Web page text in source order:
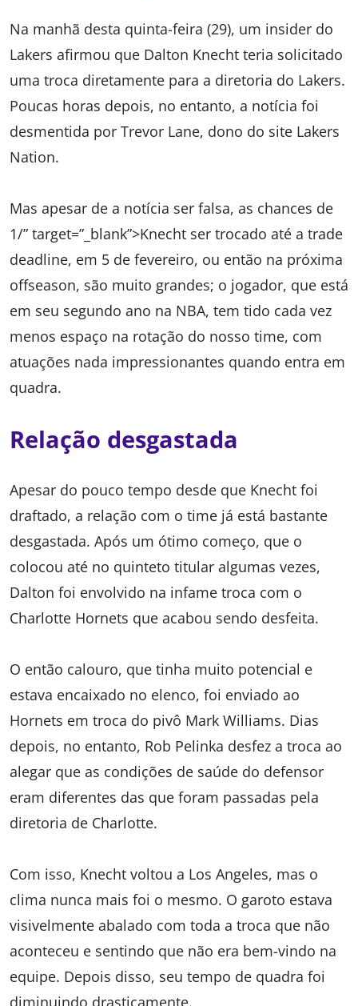
Na manhã desta quinta-feira (29), um insider do
Lakers afirmou que Dalton Knecht teria solicitado
uma troca diretamente para a diretoria do Lakers.
Poucas horas depois, no entanto, a notícia foi
desmentida por Trevor Lane, dono do site Lakers
Nation.
Mas apesar de a notícia ser falsa, as chances de
1/” target=”_blank”>Knecht ser trocado até a trade
deadline, em 5 de fevereiro, ou então na próxima
offseason, são muito grandes; o jogador, que está
em seu segundo ano na NBA, tem tido cada vez
menos espaço na rotação do nosso time, com
atuações nada impressionantes quando entra em
quadra.
Relação desgastada
Apesar do pouco tempo desde que Knecht foi
draftado, a relação com o time já está bastante
desgastada. Após um ótimo começo, que o
colocou até no quinteto titular algumas vezes,
Dalton foi envolvido na infame troca com o
Charlotte Hornets que acabou sendo desfeita.
O então calouro, que tinha muito potencial e
estava encaixado no elenco, foi enviado ao
Hornets em troca do pivô Mark Williams. Dias
depois, no entanto, Rob Pelinka desfez a troca ao
alegar que as condições de saúde do defensor
eram diferentes das que foram passadas pela
diretoria de Charlotte.
Com isso, Knecht voltou a Los Angeles, mas o
clima nunca mais foi o mesmo. O garoto estava
visivelmente abalado com toda a troca que não
aconteceu e sentindo que não era bem-vindo na
equipe. Depois disso, seu tempo de quadra foi